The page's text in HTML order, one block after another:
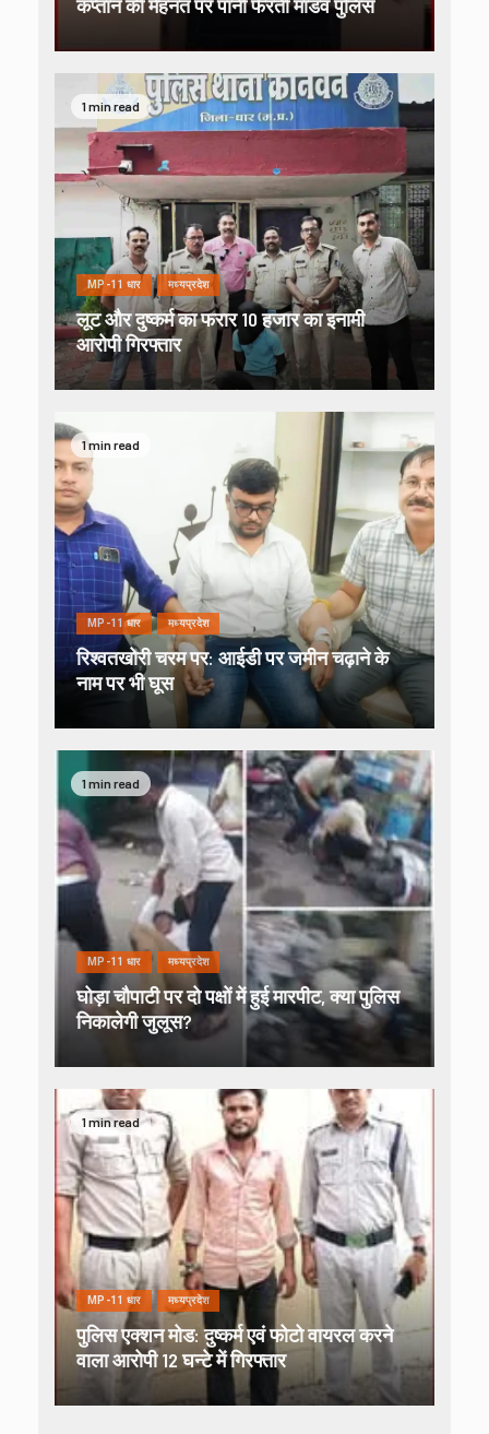
कप्तान की मेहनत पर पानी फेरती मांडव पुलिस
1 min read
MP-11 धार मध्यप्रदेश
लूट और दुष्कर्म का फरार 10 हजार का इनामी
आरोपी गिरफ्तार
1 min read
MP-11 धार मध्यप्रदेश
रिश्वतखोरी चरम पर: आईडी पर जमीन चढ़ाने के
नाम पर भी घूस
1 min read
MP-11 धार मध्यप्रदेश
घोड़ा चौपाटी पर दो पक्षों में हुई मारपीट, क्या पुलिस
निकालेगी जुलूस?
1 min read
MP-11 धार मध्यप्रदेश
पुलिस एक्शन मोड: दुष्कर्म एवं फोटो वायरल करने
वाला आरोपी 12 घन्टे में गिरफ्तार